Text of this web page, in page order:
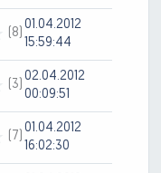
(8)
01.04.2012
15:59:44
(3)
02.04.2012
00:09:51
(7)
01.04.2012
16:02:30